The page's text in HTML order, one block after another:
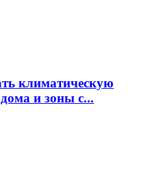
климатическую
и зоны с...